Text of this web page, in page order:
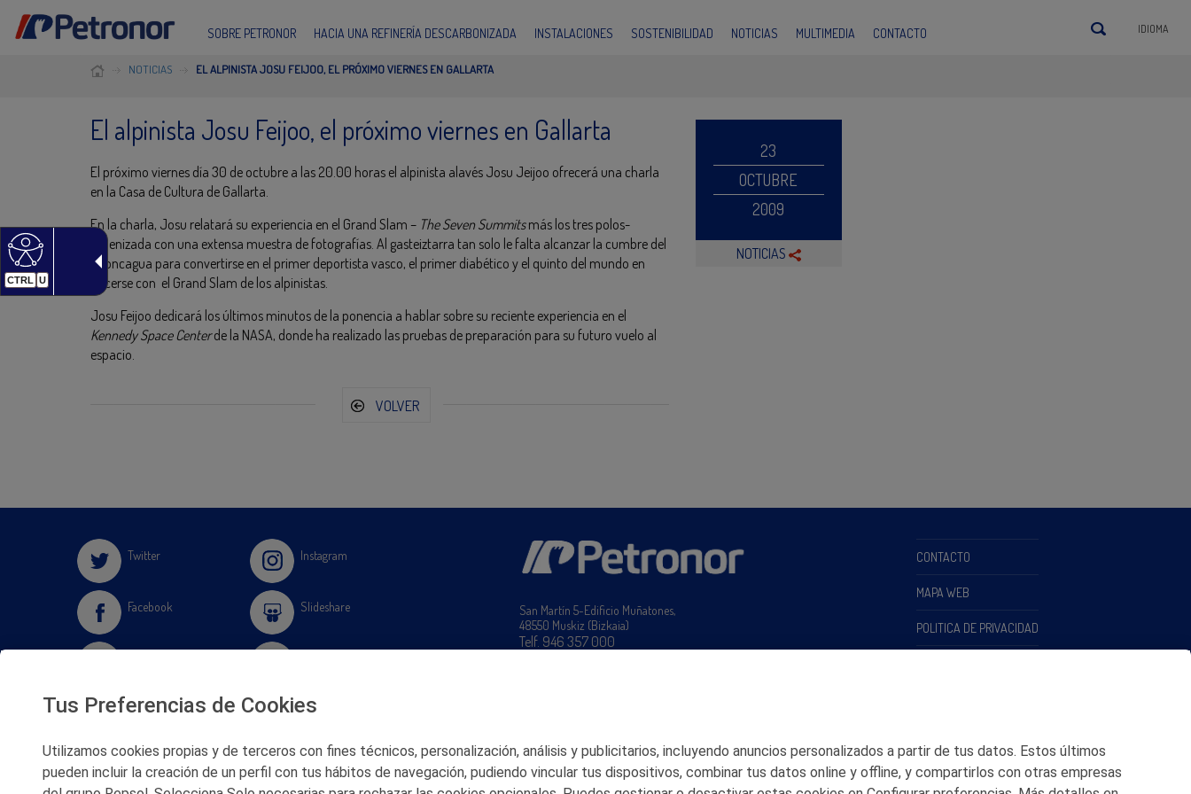
CTRL U
SOBRE PETRONOR HACIA UNA REFINERÍA DESCARBONIZADA INSTALACIONES SOSTENIBILIDAD NOTICIAS MULTIMEDIA CONTACTO IDIOMA
NOTICIAS EL ALPINISTA JOSU FEIJOO, EL PRÓXIMO VIERNES EN GALLARTA
El alpinista Josu Feijoo, el próximo viernes en Gallarta
El próximo viernes día 30 de octubre a las 20.00 horas el alpinista alavés Josu Jeijoo ofrecerá una charla
en la Casa de Cultura de Gallarta.
En la charla, Josu relatará su experiencia en el Grand Slam – The Seven Summitsmás los tres polos-
amenizada con una extensa muestra de fotografías. Al gasteiztarra tan solo le falta alcanzar la cumbre del
Aconcagua para convertirse en el primer deportista vasco, el primer diabético y el quinto del mundo en
hacerse con el Grand Slam de los alpinistas.
Josu Feijoo dedicará los últimos minutos de la ponencia a hablar sobre su reciente experiencia en el
Kennedy Space Centerde la NASA, donde ha realizado las pruebas de preparación para su futuro vuelo al
espacio.
VOLVER
23
OCTUBRE
2009
NOTICIAS
Twitter
Facebook
Flickr
Instagram
Slideshare
San Martín 5-Edificio Muñatones,
48550 Muskiz (Bizkaia)
Telf. 946 357 000
CONTACTO
MAPA WEB
POLITICA DE PRIVACIDAD
Tus Preferencias de Cookies
Utilizamos cookies propias y de terceros con fines técnicos, personalización, análisis y publicitarios, incluyendo anuncios personalizados a partir de tus datos. Estos últimos
pueden incluir la creación de un perfil con tus hábitos de navegación, pudiendo vincular tus dispositivos, combinar tus datos online y offline, y compartirlos con otras empresas